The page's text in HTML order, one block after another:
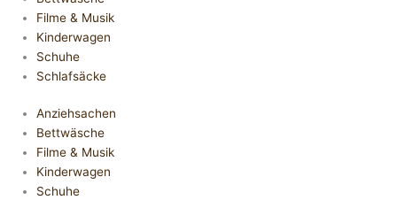
Filme & Musik
Kinderwagen
Schuhe
Schlafsäcke
Anziehsachen
Bettwäsche
Filme & Musik
Kinderwagen
Schuhe